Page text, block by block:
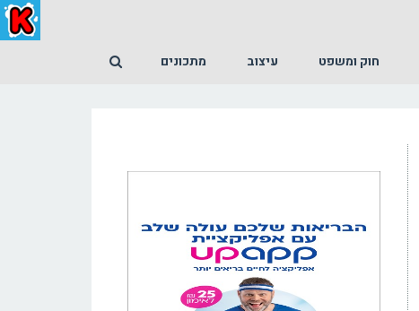
חוק ומשפט עיצוב מתכונים